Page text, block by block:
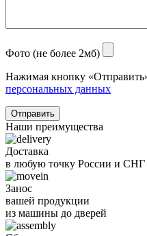
Фото (не более 2мб)
Нажимая кнопку
персональных данных
Отправить
Наши преимущества
Доставка
в любую точку России и СНГ
Занос
вашей продукции
из машины до дверей